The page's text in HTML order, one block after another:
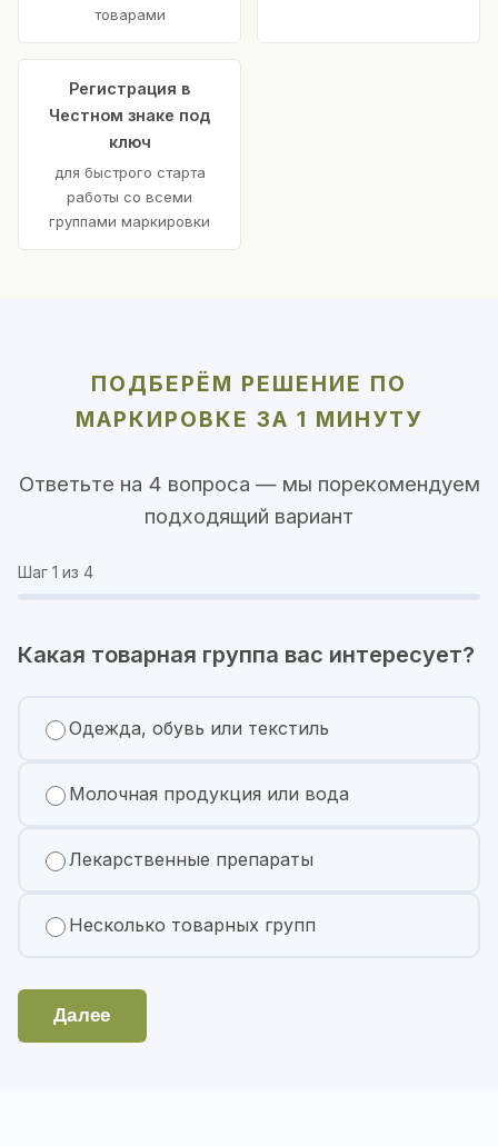
товарами
Регистрация в
Честном знаке под
ключ
для быстрого старта
работы со всеми
группами маркировки
ПОДБЕРЁМ РЕШЕНИЕ ПО
МАРКИРОВКЕ ЗА 1 МИНУТУ
Ответьте на 4 вопроса — мы порекомендуем
подходящий вариант
Шаг 1 из 4
Какая товарная группа вас интересует?
Одежда, обувь или текстиль
Молочная продукция или вода
Лекарственные препараты
Несколько товарных групп
Далее